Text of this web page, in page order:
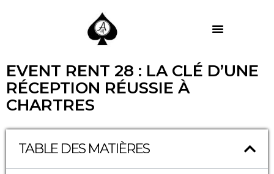
EVENT RENT 28 : LA CLÉ D’UNE
RÉCEPTION RÉUSSIE À
CHARTRES
TABLE DES MATIÈRES